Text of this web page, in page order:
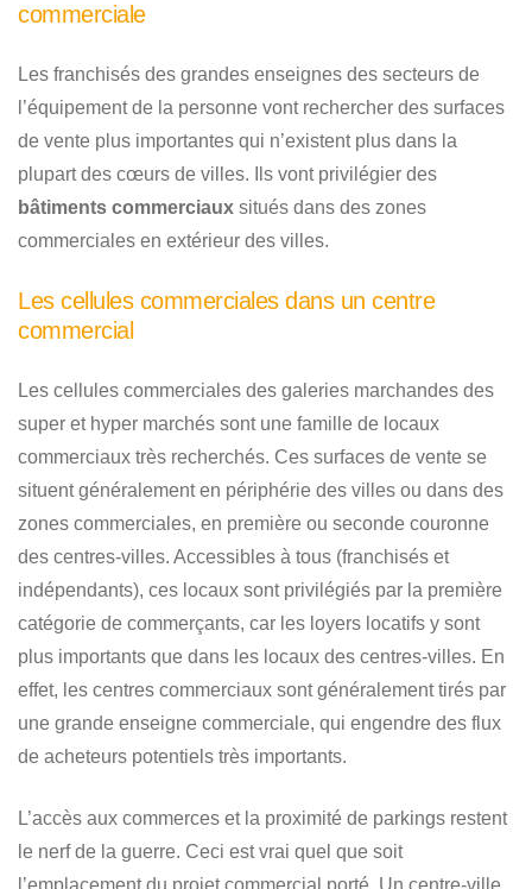
commerciale
Les franchisés des grandes enseignes des secteurs de
l’équipement de la personne vont rechercher des surfaces
de vente plus importantes qui n’existent plus dans la
plupart des cœurs de villes. Ils vont privilégier des
bâtiments commerciaux situés dans des zones
commerciales en extérieur des villes.
Les cellules commerciales dans un centre
commercial
Les cellules commerciales des galeries marchandes des
super et hyper marchés sont une famille de locaux
commerciaux très recherchés. Ces surfaces de vente se
situent généralement en périphérie des villes ou dans des
zones commerciales, en première ou seconde couronne
des centres-villes. Accessibles à tous (franchisés et
indépendants), ces locaux sont privilégiés par la première
catégorie de commerçants, car les loyers locatifs y sont
plus importants que dans les locaux des centres-villes. En
effet, les centres commerciaux sont généralement tirés par
une grande enseigne commerciale, qui engendre des flux
de acheteurs potentiels très importants.
L’accès aux commerces et la proximité de parkings restent
le nerf de la guerre. Ceci est vrai quel que soit